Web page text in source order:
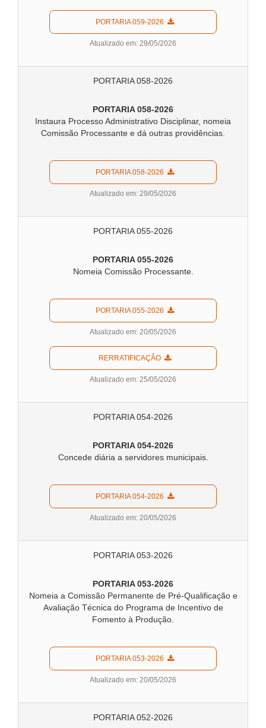
  PORTARIA 059-2026
Atualizado em: 29/05/2026
PORTARIA 058-2026
PORTARIA 058-2026
Instaura Processo Administrativo Disciplinar, nomeia
Comissão Processante e dá outras providências.
  PORTARIA 058-2026
Atualizado em: 29/05/2026
PORTARIA 055-2026
PORTARIA 055-2026
Nomeia Comissão Processante.
  PORTARIA 055-2026
Atualizado em: 20/05/2026
  RERRATIFICAÇÃO
Atualizado em: 25/05/2026
PORTARIA 054-2026
PORTARIA 054-2026
Concede diária a servidores municipais.
  PORTARIA 054-2026
Atualizado em: 20/05/2026
PORTARIA 053-2026
PORTARIA 053-2026
Nomeia a Comissão Permanente de Pré-Qualificação e
Avaliação Técnica do Programa de Incentivo de
Fomento à Produção.
  PORTARIA 053-2026
Atualizado em: 20/05/2026
PORTARIA 052-2026